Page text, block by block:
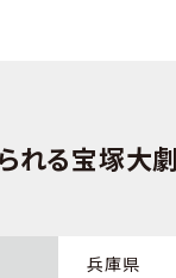
れる宝塚大
兵庫県